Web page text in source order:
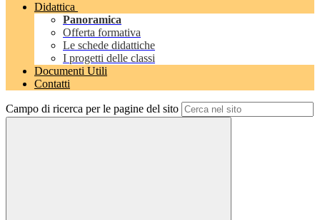
Didattica
Panoramica
Offerta formativa
Le schede didattiche
I progetti delle classi
Documenti Utili
Contatti
Campo di ricerca per le pagine del sito